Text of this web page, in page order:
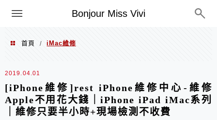
Bonjour Miss Vivi
選單
首頁 / iMac維修
iMac維修
2019.04.01
[iPhone維修]rest iPhone維修中心-維修
Apple不用花大錢｜iPhone iPad iMac系列
｜維修只要半小時+現場檢測不收費